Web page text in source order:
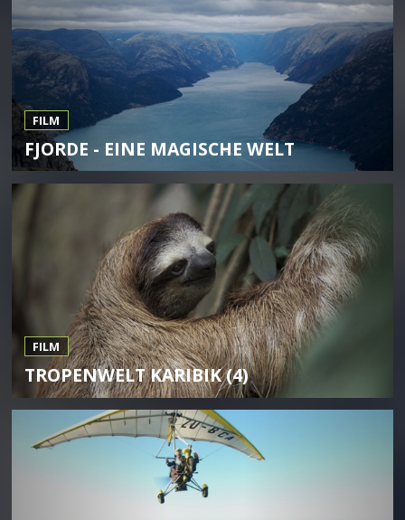
FILM
FJORDE - EINE MAGISCHE WELT
FILM
TROPENWELT KARIBIK (4)